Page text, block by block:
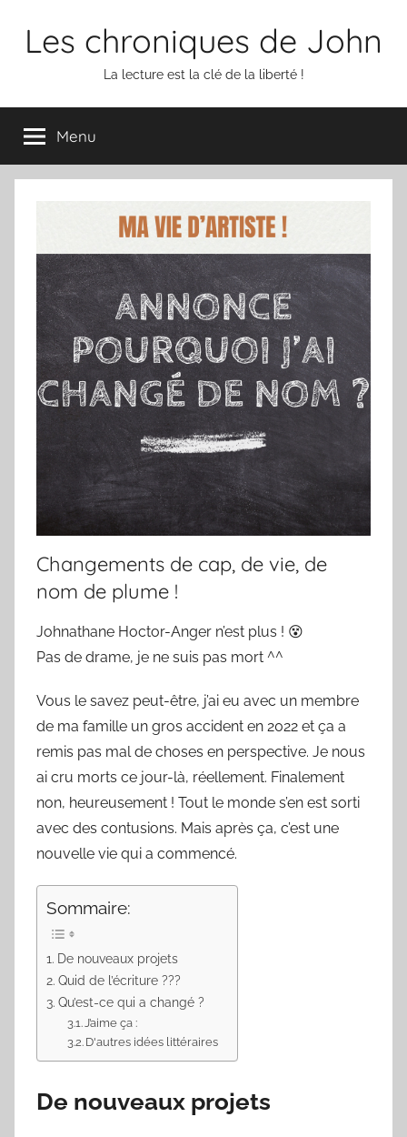
Les chroniques de John
La lecture est la clé de la liberté !
Menu
Changements de cap, de vie, de
nom de plume !
Johnathane Hoctor-Anger n’est plus ! 😵
Pas de drame, je ne suis pas mort ^^
Vous le savez peut-être, j’ai eu avec un membre
de ma famille un gros accident en 2022 et ça a
remis pas mal de choses en perspective. Je nous
ai cru morts ce jour-là, réellement. Finalement
non, heureusement ! Tout le monde s’en est sorti
avec des contusions. Mais après ça, c’est une
nouvelle vie qui a commencé.
Sommaire:
De nouveaux projets
Quid de l’écriture ???
Qu’est-ce qui a changé ?
J’aime ça :
D'autres idées littéraires
De nouveaux projets